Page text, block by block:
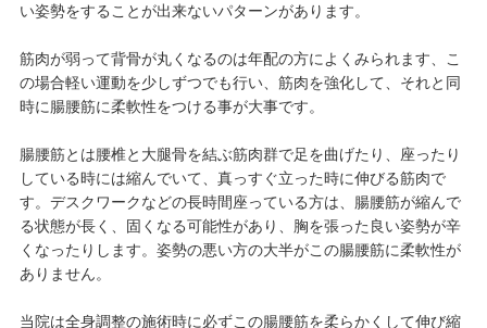
い姿勢をすることが出来ないパターンがあります。
筋肉が弱って背骨が丸くなるのは年配の方によくみられます、こ
の場合軽い運動を少しずつでも行い、筋肉を強化して、それと同
時に腸腰筋に柔軟性をつける事が大事です。
腸腰筋とは腰椎と大腿骨を結ぶ筋肉群で足を曲げたり、座ったり
している時には縮んでいて、真っすぐ立った時に伸びる筋肉で
す。デスクワークなどの長時間座っている方は、腸腰筋が縮んで
る状態が長く、固くなる可能性があり、胸を張った良い姿勢が辛
くなったりします。姿勢の悪い方の大半がこの腸腰筋に柔軟性が
ありません。
当院は全身調整の施術時に必ずこの腸腰筋を柔らかくして伸び縮